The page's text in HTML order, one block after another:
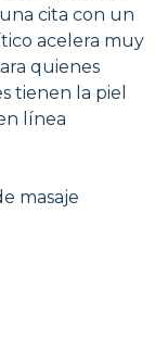
cita con un
acelera muy
quienes
tienen la piel
línea
masaje